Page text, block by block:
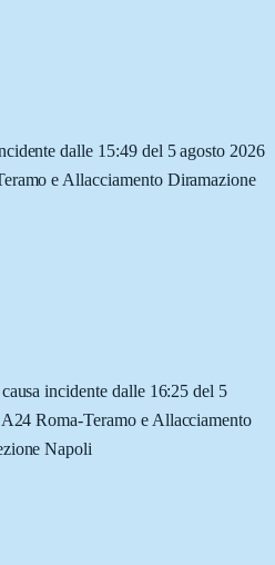
dalle 15:49 del 5 agosto 2026
e Allacciamento Diramazione
incidente dalle 16:25 del 5
Roma-Teramo e Allacciamento
Napoli